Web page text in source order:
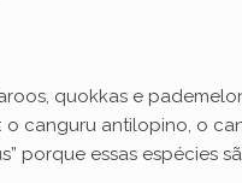
quokkas e
canguru antilopino, o
porque essas espécies